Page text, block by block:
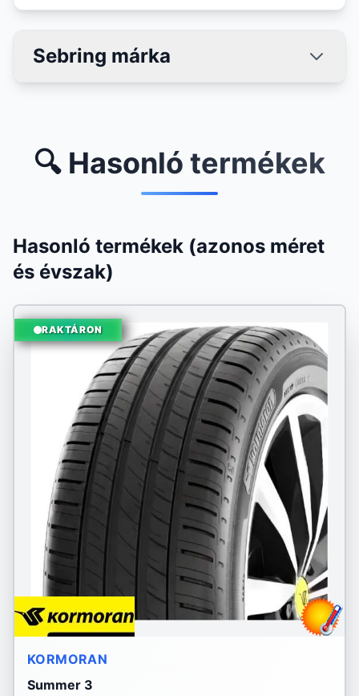
Sebring márka
🔍 Hasonló termékek
Hasonló termékek (azonos méret
és évszak)
RAKTÁRON
KORMORAN
Summer 3